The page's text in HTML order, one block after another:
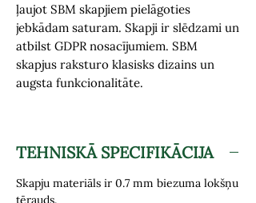
ļaujot SBM skapjiem pielāgoties
jebkādam saturam. Skapji ir slēdzami un
atbilst GDPR nosacījumiem. SBM
skapjus raksturo klasisks dizains un
augsta funkcionalitāte.
TEHNISKĀ SPECIFIKĀCIJA
Skapju materiāls ir 0.7 mm biezuma lokšņu
tērauds.